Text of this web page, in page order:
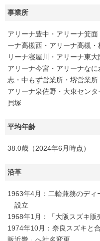
事業所
アリーナ豊中・アリーナ箕
ーナ高槻西・アリーナ高槻
リーナ寝屋川・アリーナ東
アリーナ今宮・アリーナな
志・中もず営業所・堺営業
アリーナ泉佐野・大東センタ
貝塚
平均年齢
38.0歳（2024年6月時点）
沿革
1963年4月：二輪兼務のディ
設立
1968年1月：「大阪スズキ販
1974年10月：奈良スズキと